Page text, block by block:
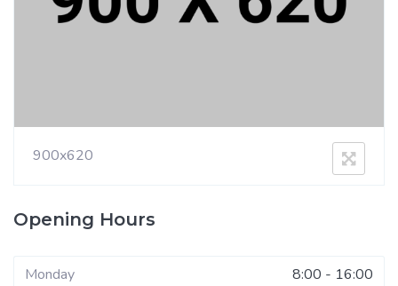
900x620
Opening Hours
Monday 8:00 - 16:00